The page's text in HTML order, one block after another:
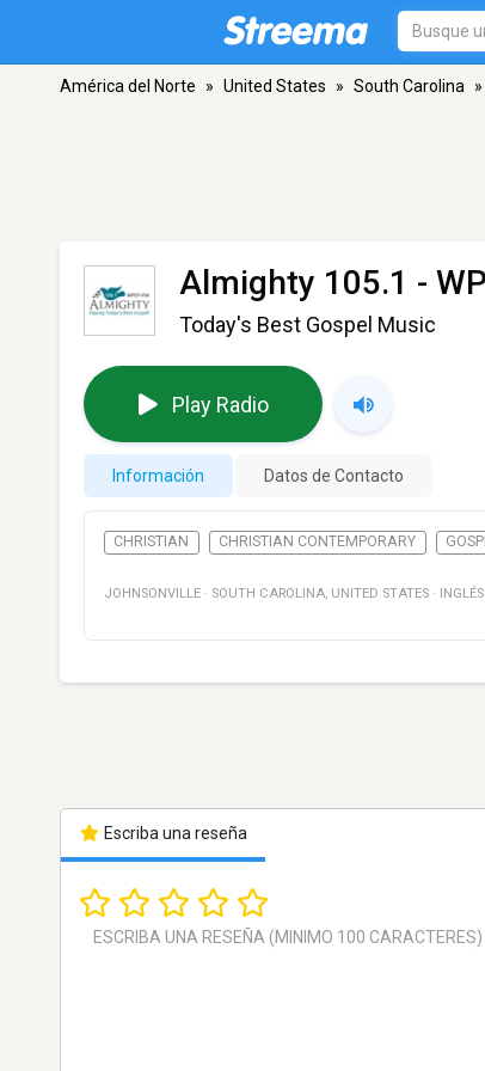
América del Norte » United States » South Carolina »
Almighty 105.1 -
Today's Best Gospel Music
Play Radio
Información Datos de Contacto
CHRISTIAN CHRISTIAN CONTEMPORARY
JOHNSONVILLE · SOUTH CAROLINA, UNITED STATES · INGLÉS
Escriba una reseña